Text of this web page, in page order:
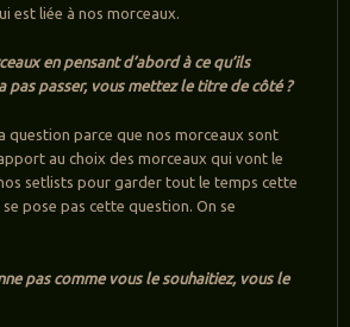
est liée à nos morceaux.
en pensant d’abord à ce qu’ils
pas passer, vous mettez le titre de côté ?
question parce que nos morceaux sont
au choix des morceaux qui vont le
setlists pour garder tout le temps cette
pose pas cette question. On se
pas comme vous le souhaitiez, vous le